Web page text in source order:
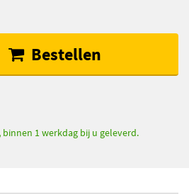
Bestellen
1 werkdag bij u geleverd.